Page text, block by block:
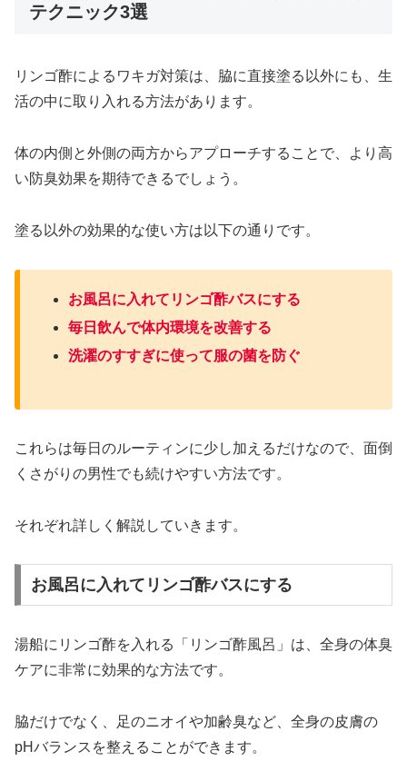
テクニック3選
リンゴ酢によるワキガ対策は、脇に直接塗る以外にも、生
活の中に取り入れる方法があります。
体の内側と外側の両方からアプローチすることで、より高
い防臭効果を期待できるでしょう。
塗る以外の効果的な使い方は以下の通りです。
お風呂に入れてリンゴ酢バスにする
毎日飲んで体内環境を改善する
洗濯のすすぎに使って服の菌を防ぐ
これらは毎日のルーティンに少し加えるだけなので、面倒
くさがりの男性でも続けやすい方法です。
それぞれ詳しく解説していきます。
お風呂に入れてリンゴ酢バスにする
湯船にリンゴ酢を入れる「リンゴ酢風呂」は、全身の体臭
ケアに非常に効果的な方法です。
脇だけでなく、足のニオイや加齢臭など、全身の皮膚の
pHバランスを整えることができます。